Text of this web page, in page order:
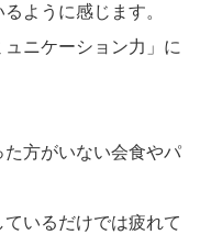
ように感じます。
ニケーション力」に
方がいない会食やパ
いるだけでは疲れて